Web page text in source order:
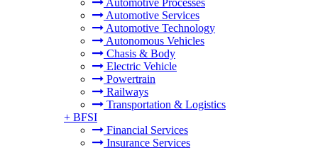
Automotive Processes
Automotive Services
Automotive Technology
Autonomous Vehicles
Chasis & Body
Electric Vehicle
Powertrain
Railways
Transportation & Logistics
+ BFSI
Financial Services
Insurance Services